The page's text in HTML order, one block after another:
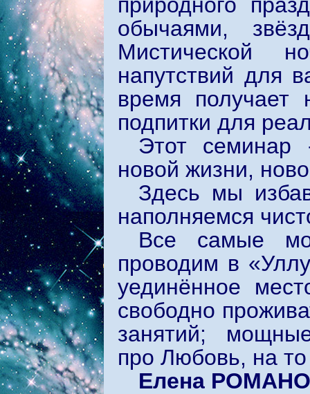
обычаями,
Мистической
напутствий для
время получает
подпитки для
Этот семинар
новой жизни,
Здесь мы
наполняемся
Все самые
проводим в
уединённое
свободно
занятий;
про Любовь, на
Елена